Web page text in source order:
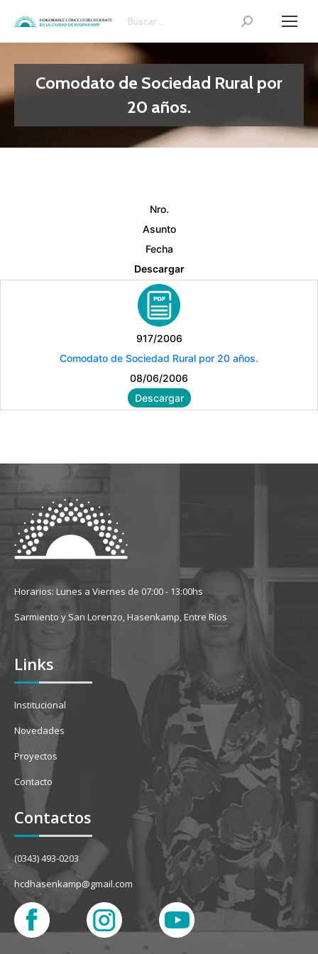
Search:
Comodato de Sociedad Rural por
20 años.
Nro.
Asunto
Fecha
Descargar
917/2006
Comodato de Sociedad Rural por 20 años.
08/06/2006
Descargar
Horarios: Lunes a Viernes de 07:00 - 13:00hs
Sarmiento y San Lorenzo, Hasenkamp, Entre Ríos
Links
Institucional
Novedades
Proyectos
Contacto
Contactos
(0343) 493-0203
hcdhasenkamp@gmail.com